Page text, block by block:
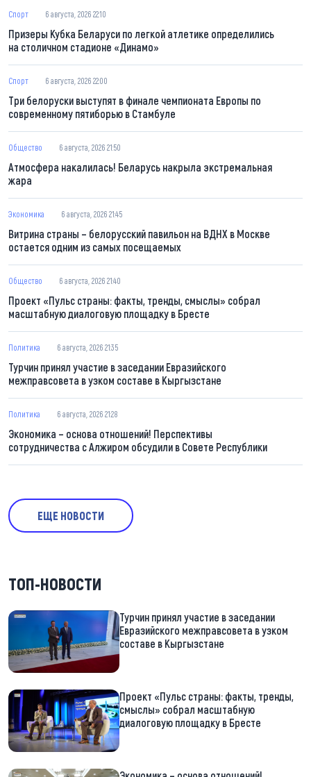
Спорт 6 августа, 2026 22:10
Призеры Кубка Беларуси по легкой атлетике определились
на столичном стадионе «Динамо»
Спорт 6 августа, 2026 22:00
Три белоруски выступят в финале чемпионата Европы по
современному пятиборью в Стамбуле
Общество 6 августа, 2026 21:50
Атмосфера накалилась! Беларусь накрыла экстремальная
жара
Экономика 6 августа, 2026 21:45
Витрина страны – белорусский павильон на ВДНХ в Москве
остается одним из самых посещаемых
Общество 6 августа, 2026 21:40
Проект «Пульс страны: факты, тренды, смыслы» собрал
масштабную диалоговую площадку в Бресте
Политика 6 августа, 2026 21:35
Турчин принял участие в заседании Евразийского
межправсовета в узком составе в Кыргызстане
Политика 6 августа, 2026 21:28
Экономика – основа отношений! Перспективы
сотрудничества с Алжиром обсудили в Совете Республики
ЕЩЕ НОВОСТИ
ТОП-НОВОСТИ
Турчин принял участие в заседании
Евразийского межправсовета в узком
составе в Кыргызстане
Проект «Пульс страны: факты, тренды,
смыслы» собрал масштабную
диалоговую площадку в Бресте